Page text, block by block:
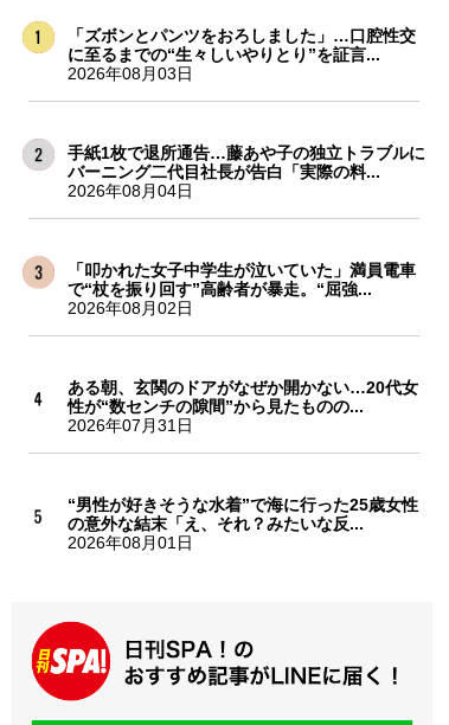
「ズボンとパンツをおろしました」…口腔性交
に至るまでの“生々しいやりとり”を証言...
2026年08月03日
手紙1枚で退所通告…藤あや子の独立トラブルに
バーニング二代目社長が告白「実際の料...
2026年08月04日
「叩かれた女子中学生が泣いていた」満員電車
で“杖を振り回す”高齢者が暴走。“屈強...
2026年08月02日
ある朝、玄関のドアがなぜか開かない…20代女
性が“数センチの隙間”から見たものの...
2026年07月31日
“男性が好きそうな水着”で海に行った25歳女性
の意外な結末「え、それ？みたいな反...
2026年08月01日